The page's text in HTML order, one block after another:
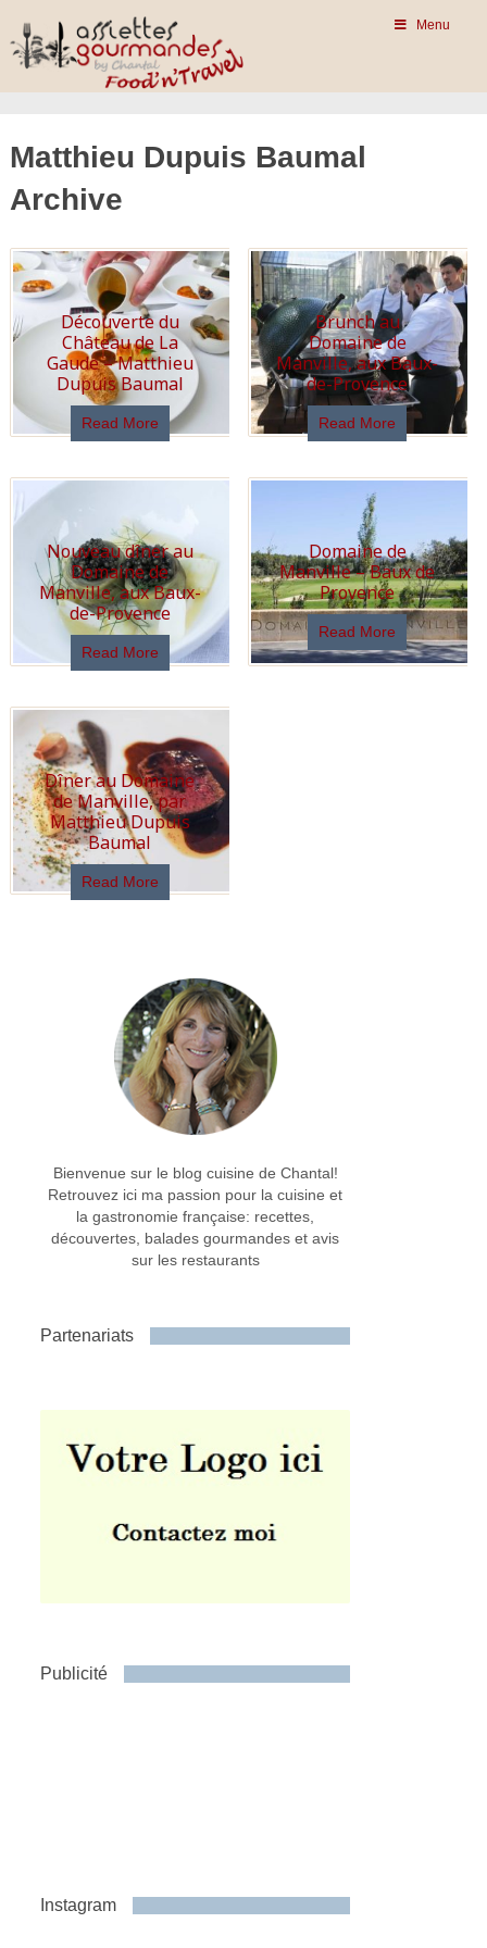
Menu
Matthieu Dupuis Baumal
Archive
Découverte du
Château de La
Gaude – Matthieu
Dupuis Baumal
Read More
Brunch au
Domaine de
Manville, aux Baux-
de-Provence
Read More
Nouveau dîner au
Domaine de
Manville, aux Baux-
de-Provence
Read More
Domaine de
Manville – Baux de
Provence
Read More
Dîner au Domaine
de Manville, par
Matthieu Dupuis
Baumal
Read More
Bienvenue sur le blog cuisine de Chantal!
Retrouvez ici ma passion pour la cuisine et
la gastronomie française: recettes,
découvertes, balades gourmandes et avis
sur les restaurants
Partenariats
Publicité
Instagram